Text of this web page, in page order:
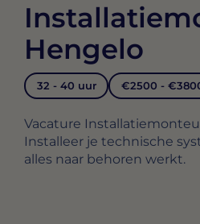
Hengelo
32 - 40 uur €2500 -
Vacature
Installeer je technische
alles naar behoren werkt.